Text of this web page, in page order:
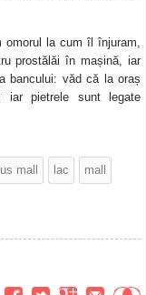
omorul la cum îl înjuram,
prostălăi în mașină, iar
bancului: văd că la oraș
iar pietrele sunt legate
mall lac mall